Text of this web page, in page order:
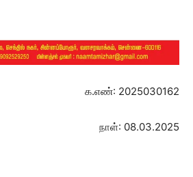
க.எண்: 2025030162
நாள்: 08.03.2025